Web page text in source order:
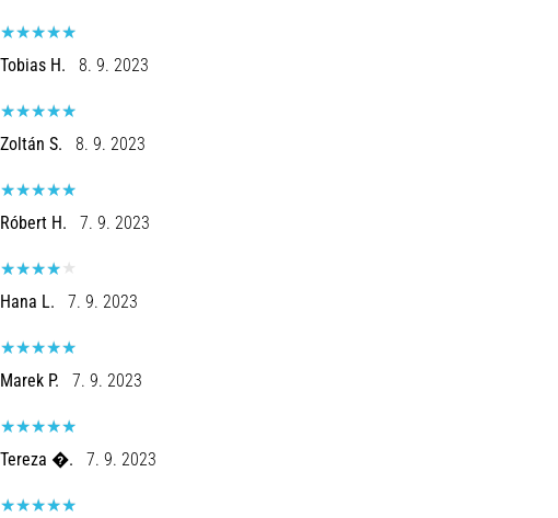
Tobias H. 8. 9. 2023
Zoltán S. 8. 9. 2023
Róbert H. 7. 9. 2023
Hana L. 7. 9. 2023
Marek P. 7. 9. 2023
Tereza �. 7. 9. 2023